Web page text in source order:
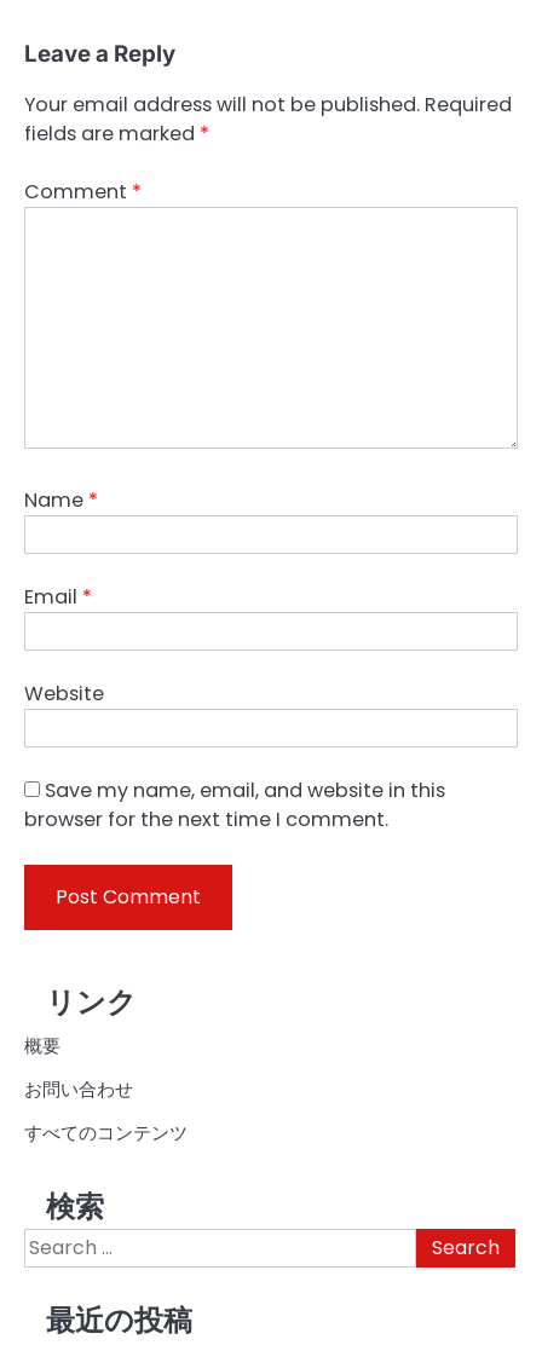
Leave a Reply
Your email address will not be published. Required
fields are marked *
Comment *
Name *
Email *
Website
Save my name, email, and website in this
browser for the next time I comment.
リンク
概要
お問い合わせ
すべてのコンテンツ
検索
Search
for:
最近の投稿